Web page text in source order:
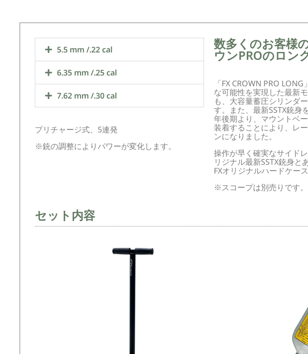
5.5 mm /.22 cal
6.35 mm /.25 cal
7.62 mm /.30 cal
プリチャージ式、5連発
※銃の調整によりパワーが変化します。
数多くのお客様
ウンPROのロン
「FX CROWN PRO
な可能性を実現した最新
も、大容量蓄圧シリンダ
す。また、最新SSTX銃
年後期より、マウントベ
装着することにより、レ
ンになりました。
操作が早く確実なサイド
リジナル最新SSTX銃身と
FXオリジナルハードケー
※スコープは別売りです。
セット内容